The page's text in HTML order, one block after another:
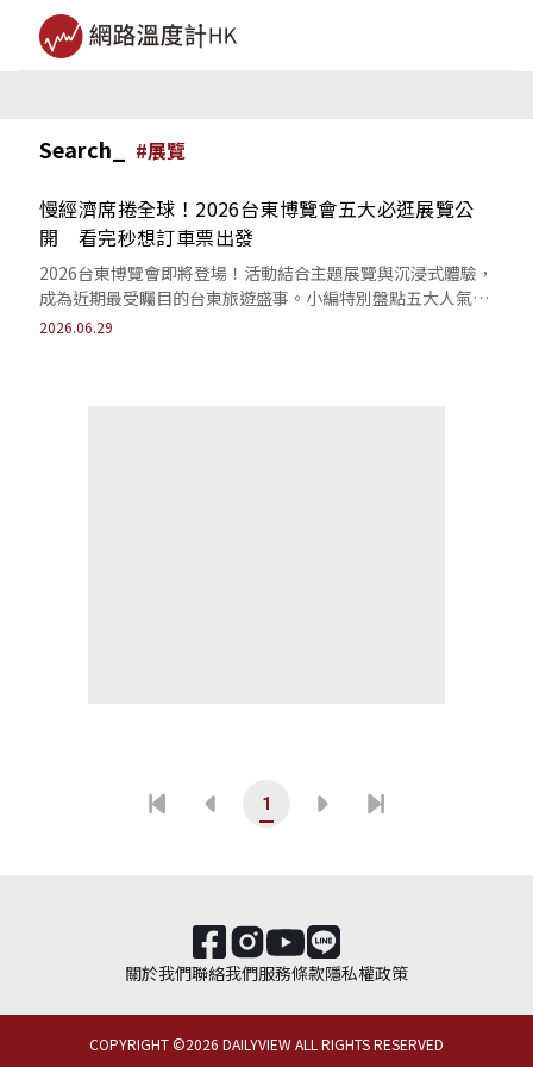
Search_ #展覽
慢經濟席捲全球！2026台東博覽會五大必逛展覽公
開 看完秒想訂車票出發
2026台東博覽會即將登場！活動結合主題展覽與沉浸式體驗，
成為近期最受矚目的台東旅遊盛事。小編特別盤點五大人氣展
覽，讓你一次掌握活動亮點與慢經濟魅力。
2026.06.29
1
關於我們聯絡我們服務條款隱私權政策
COPYRIGHT ©2026 DAILYVIEW ALL RIGHTS RESERVED